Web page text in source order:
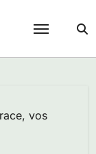
vos